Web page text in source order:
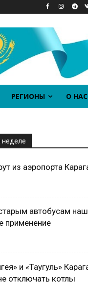
РЕГИОНЫ О НАС
неделе
из аэропорта
автобусам
применение
и «Таугуль»
отключать котлы